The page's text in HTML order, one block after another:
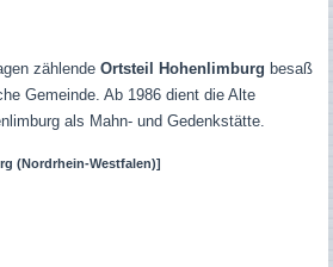
zählende Ortsteil Hohenlimburg besaß
Gemeinde. Ab 1986 dient die Alte
als Mahn- und Gedenkstätte.
(Nordrhein-Westfalen)]